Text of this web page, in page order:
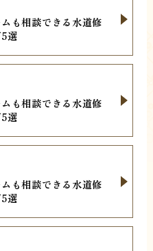
も相談できる水道修
選
も相談できる水道修
選
も相談できる水道修
選